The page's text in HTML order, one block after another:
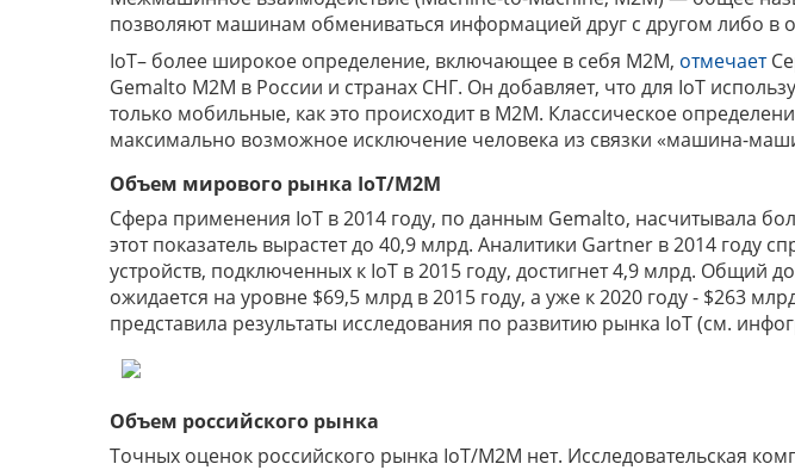
позволяют машинам обмениваться информацией друг с другом либо в
IoT– более широкое определение, включающее в себя M2M, отмечает
Gemalto M2M в России и странах СНГ. Он добавляет, что для IoT
только мобильные, как это происходит в M2M. Классическое
максимально возможное исключение человека из связки «машина-
Объем мирового рынка IoT/M2M
Сфера применения IoT в 2014 году, по данным Gemalto, насчитывала
этот показатель вырастет до 40,9 млрд. Аналитики Gartner в 2014 году
устройств, подключенных к IoT в 2015 году, достигнет 4,9 млрд. Общий
ожидается на уровне $69,5 млрд в 2015 году, а уже к 2020 году - $263
представила результаты исследования по развитию рынка IoT (см.
Объем российского рынка
Точных оценок российского рынка IoT/M2M нет. Исследовательская